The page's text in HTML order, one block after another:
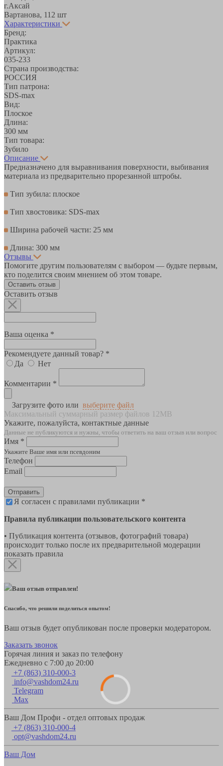
г.Аксай
Вартанова, 11 2 шт
Характеристики
Бренд:
Практика
Артикул:
035-233
Страна производства:
РОССИЯ
Тип патрона:
SDS-max
Вид:
Плоское
Длина:
300 мм
Тип товара:
Зубило
Описание
Предназначено для выравнивания поверхности, выбивания
материала из предварительно прорезанной штробы.
Тип зубила: плоское
Тип хвостовика: SDS-max
Ширина рабочей части: 25 мм
Длина: 300 мм
Отзывы
Помогите другим пользователям с выбором — будьте первым,
кто поделится своим мнением об этом товаре.
Оставить отзыв
Оставить отзыв
Ваша оценка *
Рекомендуете данный товар? *
Да
Нет
Комментарии *
Загрузите фото или выберите файл
Максимальный суммарный размер файлов 12MB
Укажите, пожалуйста, контактные данные
Данные не публикуются и нужны, чтобы ответить на ваш отзыв или вопрос
Имя *
Укажите Ваше имя или псевдоним
Телефон
Email
Отправить
Я согласен с правилами публикации *
Правила публикации пользовательского контента
• Публикация контента (отзывов, фотографий товара)
происходит только после их предварительной модерации
показать правила
Ваш отзыв отправлен!
Спасибо, что решили поделиться опытом!
Ваш отзыв будет опубликован после проверки модератором.
Заказать звонок
Горячая линия и заказ по телефону
Ежедневно с 7:00 до 20:00
+7 (863) 310-000-3
info@vashdom24.ru
Telegram
Max
Ваш Дом Профи - отдел оптовых продаж
+7 (863) 310-000-4
opt@vashdom24.ru
Ваш Дом